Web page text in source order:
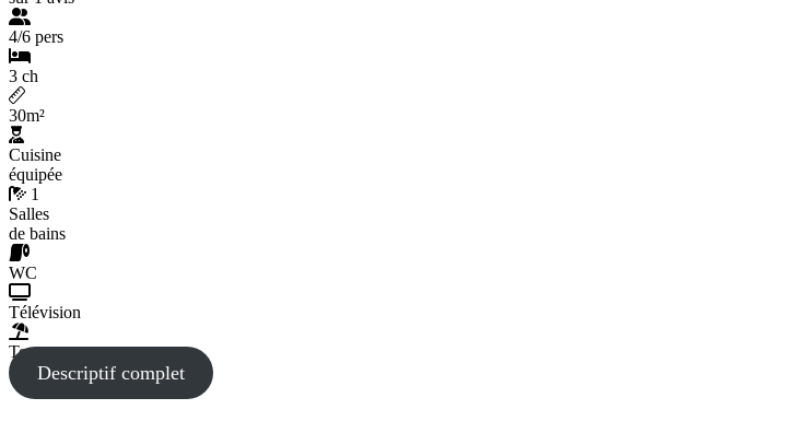
4/6 pers
3 ch
30m²
Cuisine
équipée
1
Salles
de bains
WC
Télévision
Terrasse
Descriptif complet